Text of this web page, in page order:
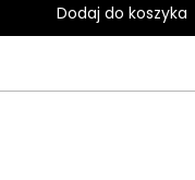
Dodaj do koszyka